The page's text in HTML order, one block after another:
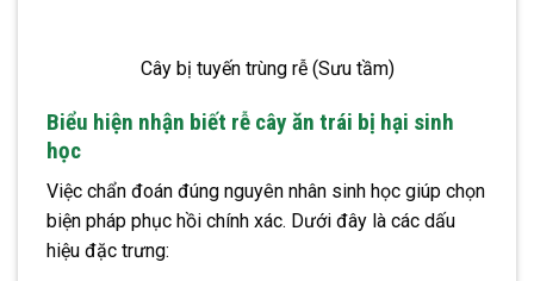
Cây bị tuyến trùng rễ (Sưu tầm)
Biểu hiện nhận biết rễ cây ăn trái bị hại sinh
học
Việc chẩn đoán đúng nguyên nhân sinh học giúp chọn
biện pháp phục hồi chính xác. Dưới đây là các dấu
hiệu đặc trưng: